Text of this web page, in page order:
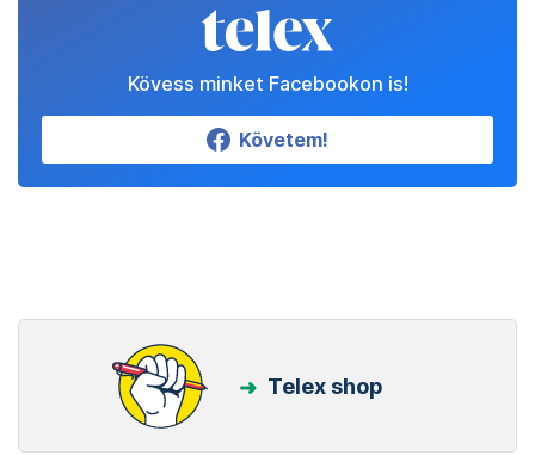
Kövess minket Facebookon is!
Követem!
Telex shop